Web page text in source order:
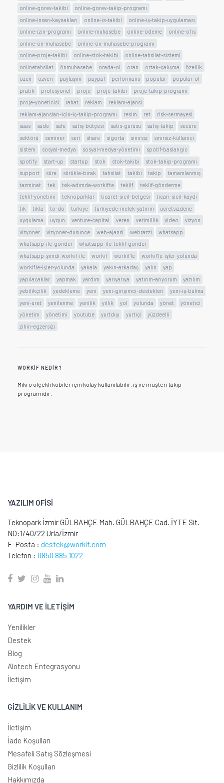
online-gorev-takibi
online-gorev-takip-programı
online-insan-kaynakları
online-is-takibi
online-iş-takip-uygulaması
online-izin-programı
online-muhasebe online-ödeme
online-ofis
online-ön-muhasebe
online-ön-muhasebe-programı
online-proje-takibi
online-stok-takibi
online-tahsilat-sistemi
onlinetahsilat
önmuhasebe orada-ol oran ortak-çalışma
özellik
özen
özveri paylaşım paypal performans popular
popular-ol
pratik
profesyonel proje proje-takibi
proje-takip-programı
proje-yoneticisi
rahat reklam
reklam-ajansi
reklam-ajansları-için-iş-takip-programı
resim ret
risk-sermayesi
saas
sade safe satış-bütçesi satis-gurusu satış-takip
secure
sektörü
seminer seri share sigorta sınırsız
sınırsız-kullanıcı
sistem
sosyal-medya sosyal-medya-yönetimi
spotif-baslangic
spotify
start-up startup stok stok-takibi
stok-takip-programı
support
süre sürükle-bırak tahsilat takibi takip
tamamlanmış
tazminat
tek tek-adımda-workifte teklif
teklif-gönderme
teklif-yönetimi
teknoparklar ticaret-sicil-belgesi
ticari-sicil-kaydi
tık
tıkla to-do türkiye türkiyede-melek-yatırım
ücretsizdene
uygulama
uygun venture-capital veren verimlilik video
vizyon
vizyoner
vizyoner-dusunce web-ajansi webrazzi
whatsapp
whatsapp-ile-gönder
whatsapp-ile-teklif-gönder
whatsapp-şimdi-workif-ile
workif workif'le
workif'le-işler-yolunda
workifle-işler-yolunda
yakala yakın-arkadaş yalın
yap
yapılacaklar
yapmak yardım yarıyarıya yatırım-arıyorum
yazılım
yebilikçilik
yedekleme yeni yeni-girişimci-destekleri
yeni-iş-bulma
yeni-uret
yenilenme yenilik yıllık yol yolunda yönet
yönetici
yönetim
yönetimi youtube yurtdışı yurtiçi
yüzdeelli
zihin-egzersizi
WORKIF NEDIR?
Mikro ölçekli kobiler için kolay kullanılabilir, iş ve müşteri takip
programıdır.
YAZILIM OFİSİ
Teknopark İzmir GÜLBAHÇE Mah. GÜLBAHÇE Cad. İYTE Sit.
NO:1/40/22 Urla/İzmir
E-Posta : destek@workif.com
Telefon : 0850 885 1022
YARDIM VE İLETİŞİM
Yenilikler
Destek
Blog
Alotech Entegrasyonu
İletişim
GİZLİLİK VE KULLANIM
İletişim
İade Koşulları
Mesafeli Satış Sözleşmesi
Gizlilik Koşulları
Hakkımızda